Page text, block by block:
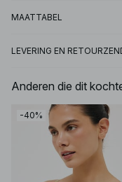
MAATTABEL
LEVERING EN
Anderen die dit
-40%